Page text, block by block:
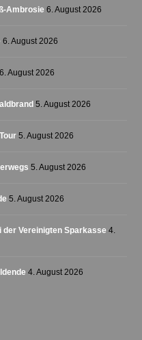
Ambrosie 6. August 2026
6. August 2026
6. August 2026
5. August 2026
5. August 2026
5. August 2026
5. August 2026
Vereinigten Sparkasse 4.
4. August 2026